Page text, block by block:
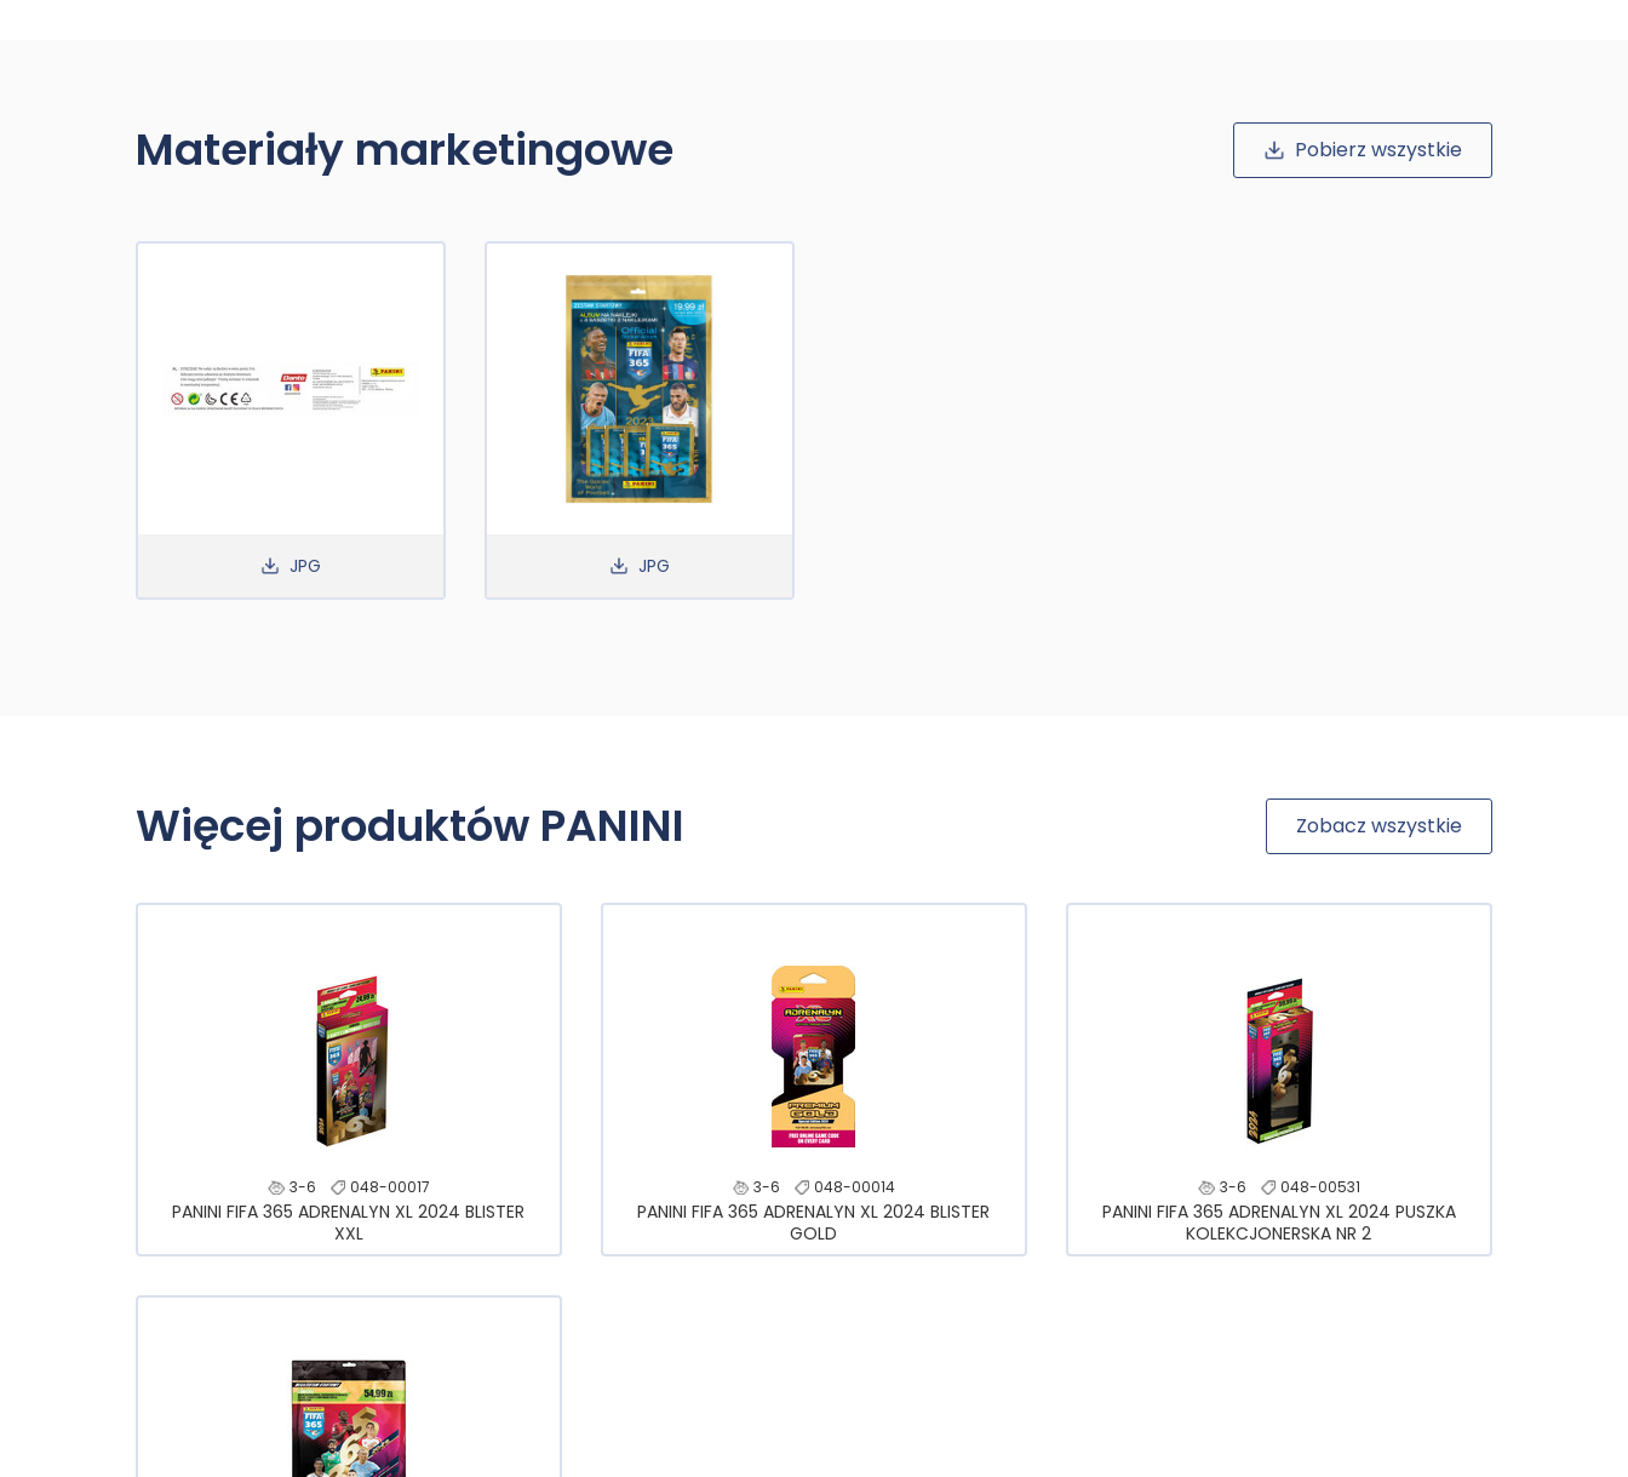
Materiały marketingowe Pobierz wszystkie
JPG JPG
Więcej produktów PANINI Zobacz wszystkie
3-6 048-00017
PANINI FIFA 365 ADRENALYN XL 2024 BLISTER
XXL
3-6 048-00014
PANINI FIFA 365 ADRENALYN XL 2024 BLISTER
GOLD
3-6 048-00531
PANINI FIFA 365 ADRENALYN XL 2024 PUSZKA
KOLEKCJONERSKA NR 2